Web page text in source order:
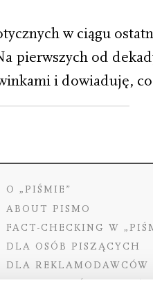
w ciągu
pierwszych od
i dowiaduję,
O „PIŚMIE”
ABOUT PISMO
FACT-CHECKING W
DLA OSÓB PISZĄCYCH
DLA REKLAMODAWCÓW